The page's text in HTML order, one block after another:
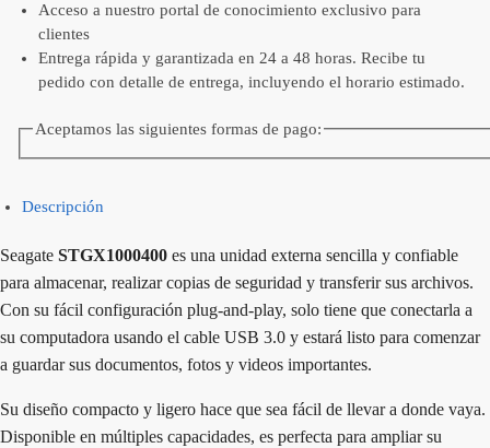
Acceso a nuestro portal de conocimiento exclusivo para
clientes
Entrega rápida y garantizada en 24 a 48 horas. Recibe tu
pedido con detalle de entrega, incluyendo el horario estimado.
Aceptamos las siguientes formas de pago:
Descripción
Seagate STGX1000400 es una unidad externa sencilla y confiable
para almacenar, realizar copias de seguridad y transferir sus archivos.
Con su fácil configuración plug-and-play, solo tiene que conectarla a
su computadora usando el cable USB 3.0 y estará listo para comenzar
a guardar sus documentos, fotos y videos importantes.
Su diseño compacto y ligero hace que sea fácil de llevar a donde vaya.
Disponible en múltiples capacidades, es perfecta para ampliar su